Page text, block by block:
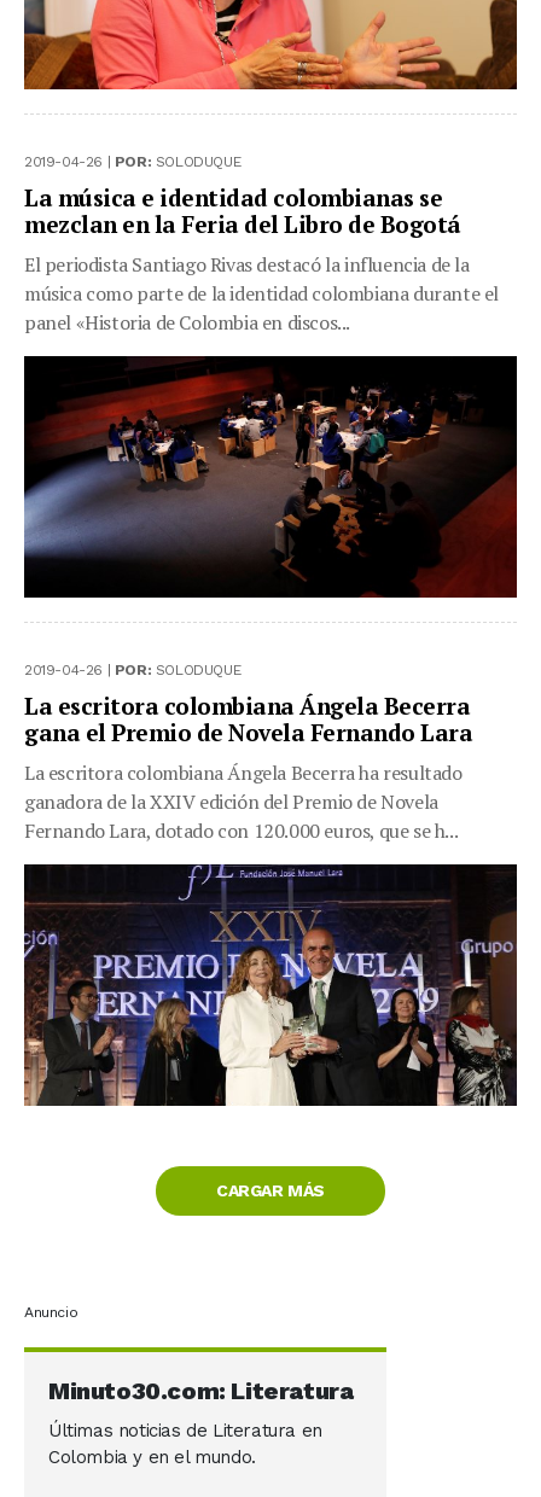
2019-04-26 | POR: SOLODUQUE
La música e identidad colombianas se
mezclan en la Feria del Libro de Bogotá
El periodista Santiago Rivas destacó la influencia de la
música como parte de la identidad colombiana durante el
panel «Historia de Colombia en discos...
2019-04-26 | POR: SOLODUQUE
La escritora colombiana Ángela Becerra
gana el Premio de Novela Fernando Lara
La escritora colombiana Ángela Becerra ha resultado
ganadora de la XXIV edición del Premio de Novela
Fernando Lara, dotado con 120.000 euros, que se h...
CARGAR MÁS
Anuncio
Minuto30.com: Literatura
Últimas noticias de Literatura en
Colombia y en el mundo.